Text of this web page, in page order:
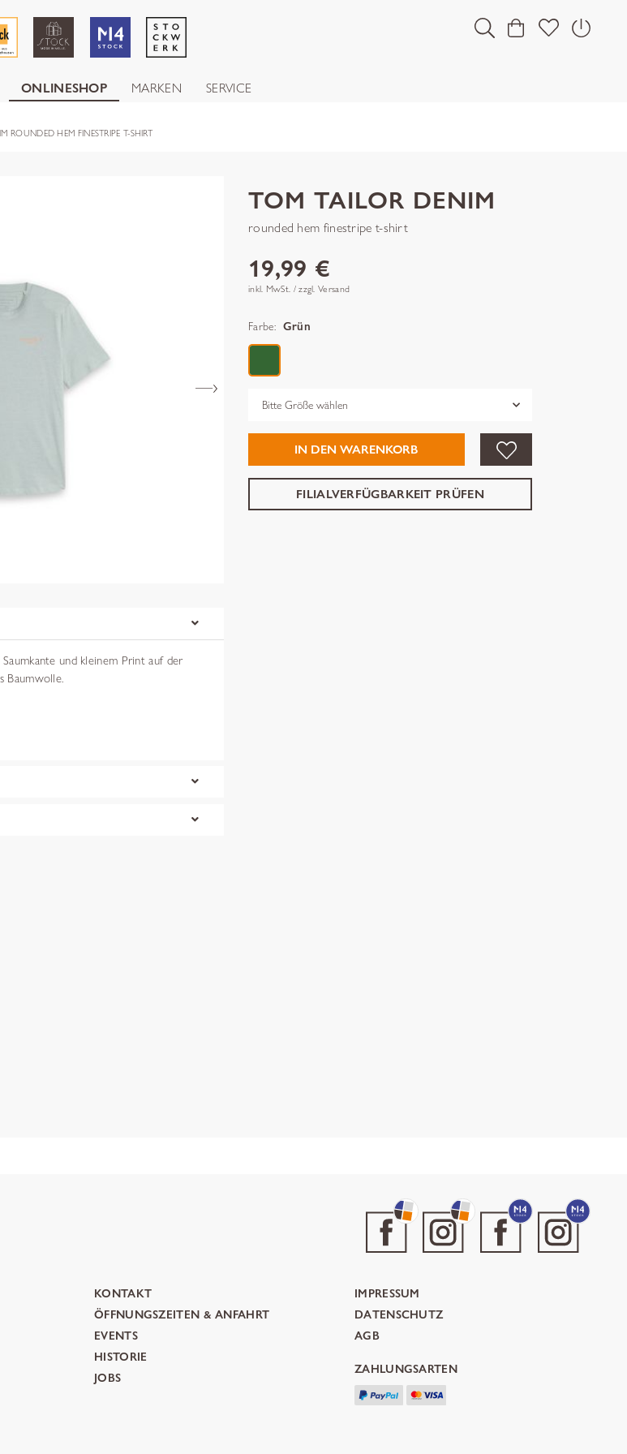
ONLINESHOP MARKEN SERVICE
ROUNDED HEM FINESTRIPE T-SHIRT
und kleinem Print auf der
Baumwolle.
TOM TAILOR DENIM
rounded hem finestripe t-shirt
19,99 €
inkl. MwSt. / zzgl. Versand
Farbe: Grün
Grösse
IN DEN WARENKORB
FILIALVERFÜGBARKEIT PRÜFEN
KONTAKT
ÖFFNUNGSZEITEN & ANFAHRT
EVENTS
HISTORIE
JOBS
IMPRESSUM
DATENSCHUTZ
AGB
ZAHLUNGSARTEN